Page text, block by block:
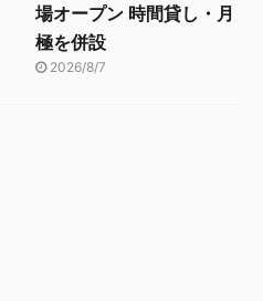
場オープン 時間貸し・月
極を併設
2026/8/7